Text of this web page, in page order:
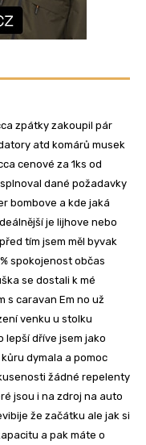
zpátky zakoupil pár
atd komárů musek
cenové za 1ks od
dané požadavky
bombove a kde jaká
je lijhove nebo
tím jsem měl byvak
spokojenost občas
se dostali k mé
s caravan Em no už
venku u stolku
lepší dříve jsem jako
dymala a pomoc
žádné repelenty
jsou i na zdroj na auto
že začátku ale jak si
a pak máte o